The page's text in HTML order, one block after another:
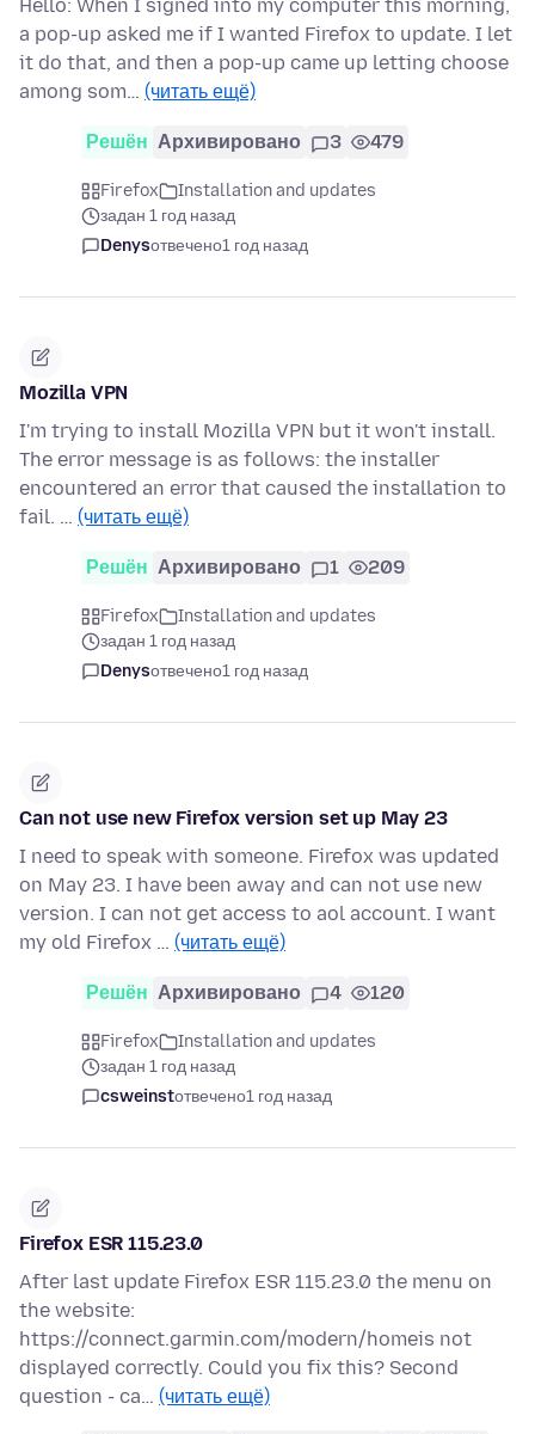
Hello: When I signed into my computer this morning,
a pop-up asked me if I wanted Firefox to update. I let
it do that, and then a pop-up came up letting choose
among som… (читать ещё)
Решён Архивировано 3 479
Firefox
Installation and updates
задан 1 год назад
Denysотвечено1 год назад
Mozilla VPN
I'm trying to install Mozilla VPN but it won't install.
The error message is as follows: the installer
encountered an error that caused the installation to
fail. … (читать ещё)
Решён Архивировано 1 209
Firefox
Installation and updates
задан 1 год назад
Denysотвечено1 год назад
Can not use new Firefox version set up May 23
I need to speak with someone. Firefox was updated
on May 23. I have been away and can not use new
version. I can not get access to aol account. I want
my old Firefox … (читать ещё)
Решён Архивировано 4 120
Firefox
Installation and updates
задан 1 год назад
csweinstотвечено1 год назад
Firefox ESR 115.23.0
After last update Firefox ESR 115.23.0 the menu on
the website:
https://connect.garmin.com/modern/homeis not
displayed correctly. Could you fix this? Second
question - ca… (читать ещё)